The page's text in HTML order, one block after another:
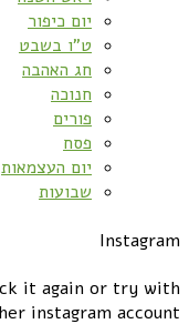
יום כיפור
ט”ו בשבט
חג האהבה
חנוכה
פורים
פסח
יום העצמאות
שבועות
Instagram
it again or try with
instagram account.